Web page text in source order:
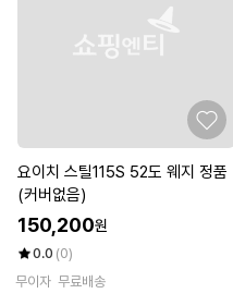
요이치 스틸115S 52도 웨지 정품
(커버없음)
150,200원
0.0 (0)
무이자 무료배송